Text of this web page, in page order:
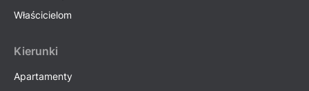
Właścicielom
Kierunki
Apartamenty